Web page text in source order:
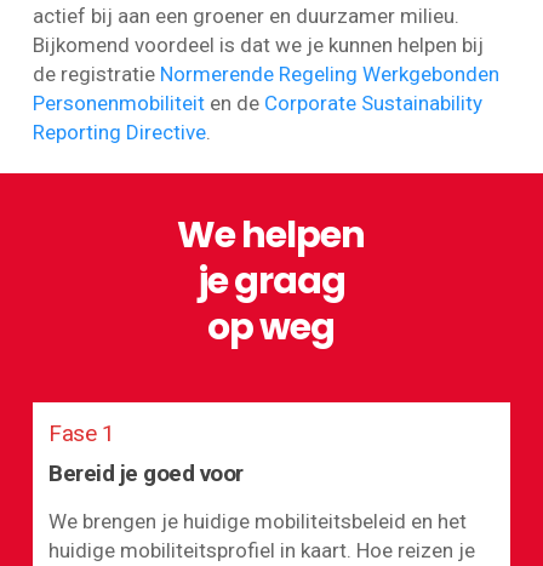
actief bij aan een groener en duurzamer milieu.
Bijkomend voordeel is dat we je kunnen helpen bij
de registratie Normerende Regeling Werkgebonden
Personenmobiliteit en de Corporate Sustainability
Reporting Directive
We helpen
je graag
op weg
Fase 1
Bereid je goed voor
We brengen je huidige mobiliteitsbeleid en het
huidige mobiliteitsprofiel in kaart. Hoe reizen je